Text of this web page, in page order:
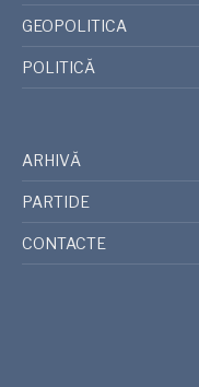
GEOPOLITICA
POLITICĂ
ARHIVĂ
PARTIDE
CONTACTE